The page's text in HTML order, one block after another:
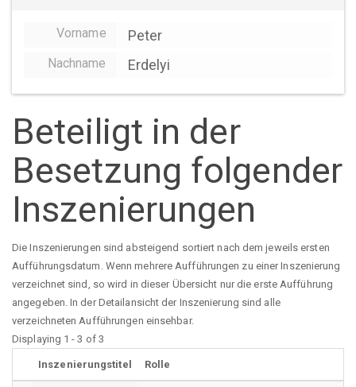
Vorname Peter
Nachname Erdelyi
Beteiligt in der
Besetzung folgender
Inszenierungen
Die Inszenierungen sind absteigend sortiert nach dem jeweils ersten
Aufführungsdatum. Wenn mehrere Aufführungen zu einer Inszenierung
verzeichnet sind, so wird in dieser Übersicht nur die erste Aufführung
angegeben. In der Detailansicht der Inszenierung sind alle
verzeichneten Aufführungen einsehbar.
Displaying 1 - 3 of 3
Inszenierungstitel Rolle